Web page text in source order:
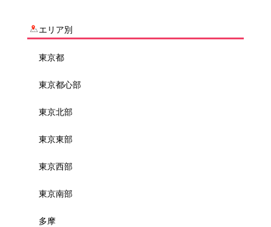
エリア別
東京都
東京都心部
東京北部
東京東部
東京西部
東京南部
多摩